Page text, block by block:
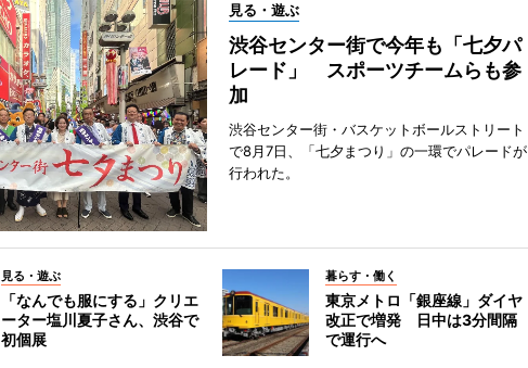
見る・遊ぶ
渋谷センター街で今年も「七夕パ
レード」 スポーツチームらも参
加
渋谷センター街・バスケットボールストリート
で8月7日、「七夕まつり」の一環でパレードが
行われた。
見る・遊ぶ
「なんでも服にする」クリエ
ーター塩川夏子さん、渋谷で
初個展
暮らす・働く
東京メトロ「銀座線」ダイヤ
改正で増発 日中は3分間隔
で運行へ